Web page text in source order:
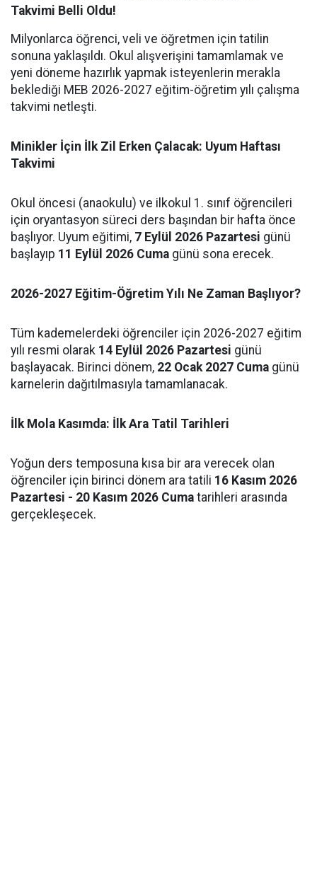
Takvimi Belli Oldu!
Milyonlarca öğrenci, veli ve öğretmen için tatilin
sonuna yaklaşıldı. Okul alışverişini tamamlamak ve
yeni döneme hazırlık yapmak isteyenlerin merakla
beklediği MEB 2026-2027 eğitim-öğretim yılı çalışma
takvimi netleşti.
Minikler İçin İlk Zil Erken Çalacak: Uyum Haftası
Takvimi
Okul öncesi (anaokulu) ve ilkokul 1. sınıf öğrencileri
için oryantasyon süreci ders başından bir hafta önce
başlıyor. Uyum eğitimi, 7 Eylül 2026 Pazartesi günü
başlayıp 11 Eylül 2026 Cuma günü sona erecek.
2026-2027 Eğitim-Öğretim Yılı Ne Zaman Başlıyor?
Tüm kademelerdeki öğrenciler için 2026-2027 eğitim
yılı resmi olarak 14 Eylül 2026 Pazartesi günü
başlayacak. Birinci dönem, 22 Ocak 2027 Cuma günü
karnelerin dağıtılmasıyla tamamlanacak.
İlk Mola Kasımda: İlk Ara Tatil Tarihleri
Yoğun ders temposuna kısa bir ara verecek olan
öğrenciler için birinci dönem ara tatili 16 Kasım 2026
Pazartesi - 20 Kasım 2026 Cuma tarihleri arasında
gerçekleşecek.